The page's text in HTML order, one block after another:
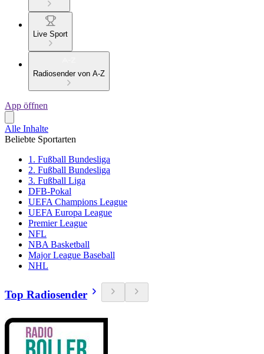
Live Sport
Radiosender von A-Z
App öffnen
Alle Inhalte
Beliebte Sportarten
1. Fußball Bundesliga
2. Fußball Bundesliga
3. Fußball Liga
DFB-Pokal
UEFA Champions League
UEFA Europa League
Premier League
NFL
NBA Basketball
Major League Baseball
NHL
Top Radiosender